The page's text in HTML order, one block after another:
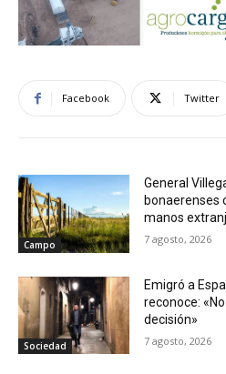
Facebook Twitter
Campo
General
bonaerenses
manos
7 agosto, 2026
Sociedad
Emigró a
reconoce:
decisión»
7 agosto, 2026